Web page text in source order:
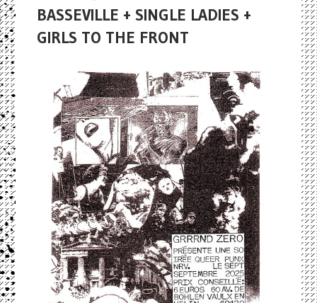
BASSEVILLE + SINGLE LADIES +
GIRLS TO THE FRONT